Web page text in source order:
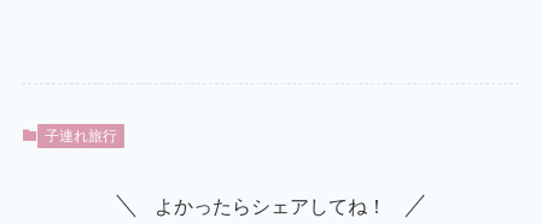
子連れ旅行
よかったらシェアしてね！